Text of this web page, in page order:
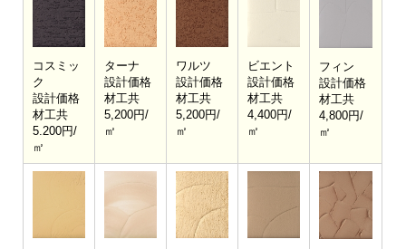
コスミッ
ク
設計価格
材工共
5.200円/
㎡
ターナ
設計価格
材工共
5,200円/
㎡
ワルツ
設計価格
材工共
5,200円/
㎡
ビエント
設計価格
材工共
4,400円/
㎡
フィン
設計価格
材工共
4,800円/
㎡